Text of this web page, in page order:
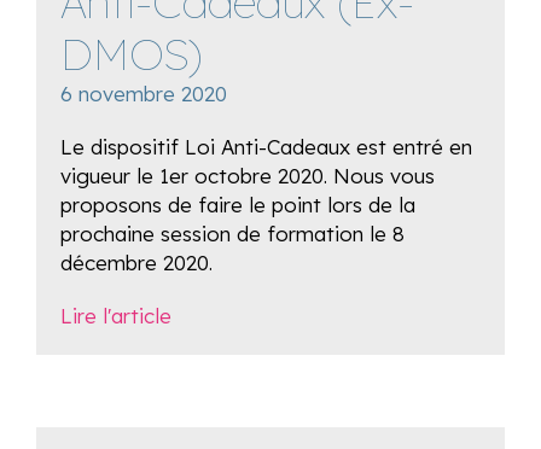
DMOS)
6 novembre 2020
Le dispositif Loi Anti-Cadeaux est entré en
vigueur le 1er octobre 2020. Nous vous
proposons de faire le point lors de la
prochaine session de formation le 8
décembre 2020.
Lire l'article